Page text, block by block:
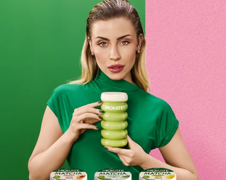
Składniki i wartości odżywcze
Opinie o produkcie
BĄDŹ PIERWSZYM KTÓRY NAPISZE RECENZJĘ
Podobne produkty